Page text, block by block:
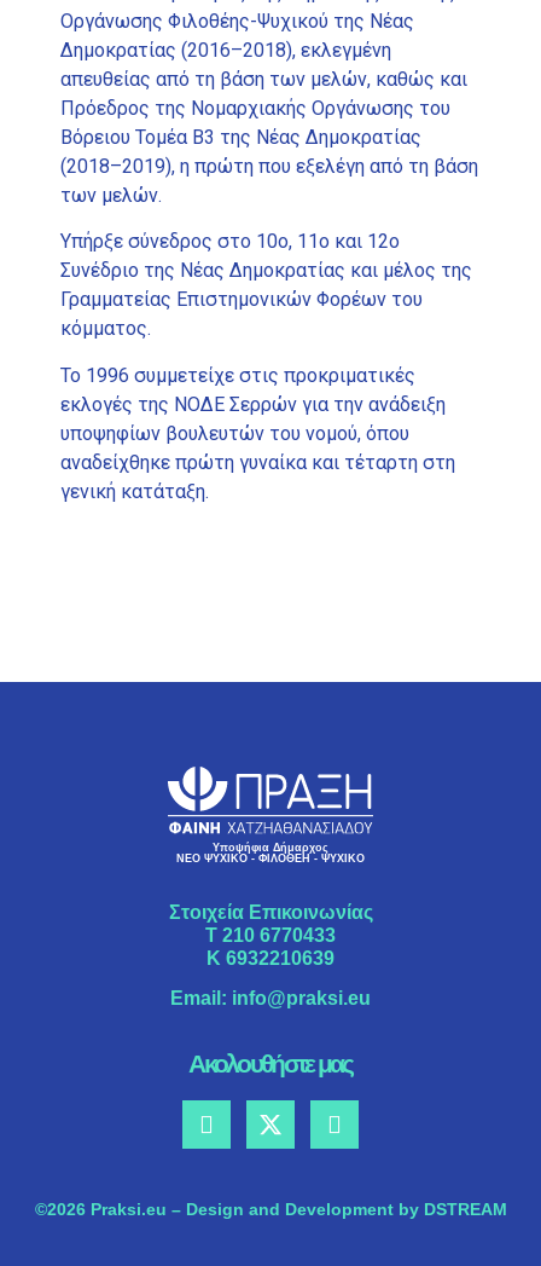
Οργάνωσης Φιλοθέης-Ψυχικού της Νέας
Δημοκρατίας (2016–2018), εκλεγμένη
απευθείας από τη βάση των μελών, καθώς και
Πρόεδρος της Νομαρχιακής Οργάνωσης του
Βόρειου Τομέα Β3 της Νέας Δημοκρατίας
(2018–2019), η πρώτη που εξελέγη από τη βάση
των μελών.
Υπήρξε σύνεδρος στο 10ο, 11ο και 12ο
Συνέδριο της Νέας Δημοκρατίας και μέλος της
Γραμματείας Επιστημονικών Φορέων του
κόμματος.
Το 1996 συμμετείχε στις προκριματικές
εκλογές της ΝΟΔΕ Σερρών για την ανάδειξη
υποψηφίων βουλευτών του νομού, όπου
αναδείχθηκε πρώτη γυναίκα και τέταρτη στη
γενική κατάταξη.
Υποψήφια Δήμαρχος
ΝΕΟ ΨΥΧΙΚΟ - ΦΙΛΟΘΕΗ - ΨΥΧΙΚΟ
Στοιχεία Επικοινωνίας
Τ 210 6770433
K 6932210639
Email: info@praksi.eu
Ακολουθήστε μας
©2026 Praksi.eu – Design and Development by DSTREAM